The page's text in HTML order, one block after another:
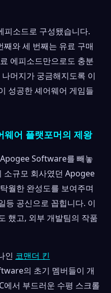
피소드로 구성됐습니다.
와 세 번째는 유료 구매
에피소드만으로도 충분
머지가 궁금해지도록 이
성공한 셰어웨어 게임들
어 플랫포머의 제왕
Software를 빼놓
소규모 회사였던 Apogee
월한 완성도를 보여주며
등 공신으로 꼽힙니다. 이
했고, 외부 개발팀의 작품
인 코맨더 킨
의 초기 멤버들이 개
에서 부드러운 수평 스크롤